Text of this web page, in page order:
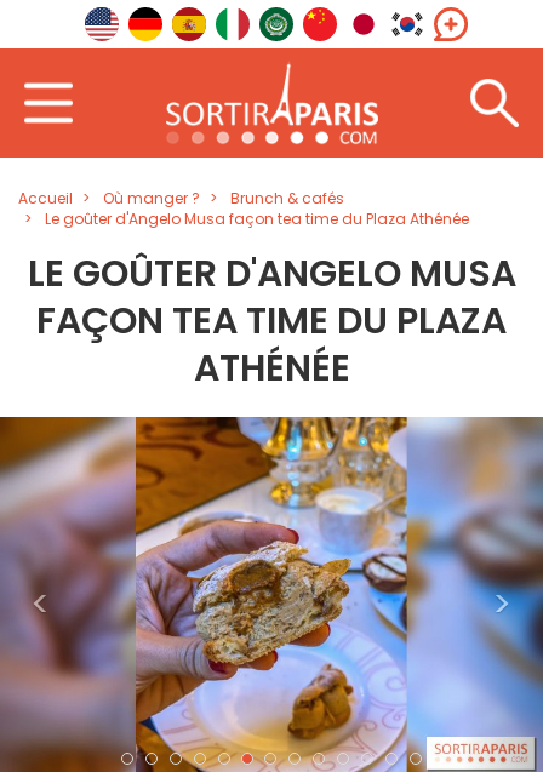
Accueil Où manger ?
Brunch & cafés
Le goûter d'Angelo Musa façon tea time du Plaza Athénée
LE GOÛTER D'ANGELO MUSA
FAÇON TEA TIME DU PLAZA
ATHÉNÉE
< >